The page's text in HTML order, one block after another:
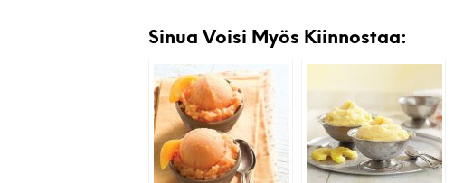
Sinua Voisi Myös Kiinnostaa: